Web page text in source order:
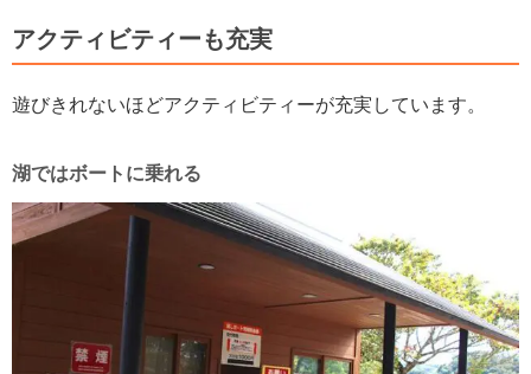
アクティビティーも充実
遊びきれないほどアクティビティーが充実しています。
湖ではボートに乗れる